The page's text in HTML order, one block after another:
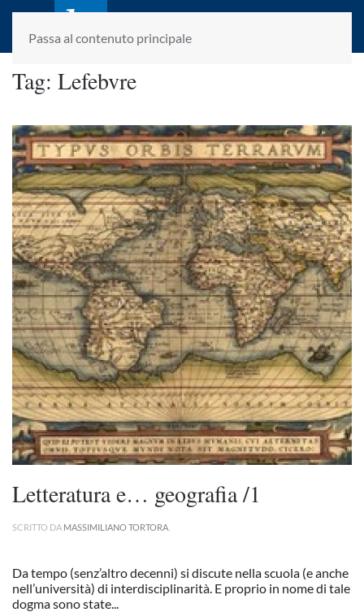
Passa al contenuto principale
laletteraturaenoi.it
fondato da Romano Luperini
Tag: Lefebvre
Letteratura e… geografia /1
SCRITTO DA MASSIMILIANO TORTORA
Da tempo (senz’altro decenni) si discute nella scuola (e anche
nell’università) di interdisciplinarità. E proprio in nome di tale
dogma sono state...